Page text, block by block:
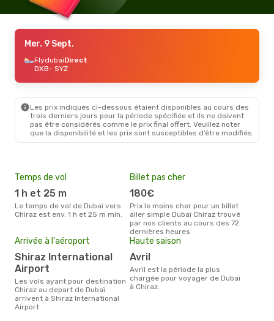
Mer. 9 Sept.
FlydubaiDirect
DXB- SYZ
Les prix indiqués ci-dessous étaient disponibles au cours des
trois derniers jours pour la période spécifiée et ils ne doivent
pas être considérés comme le prix final offert. Veuillez noter
que la disponibilité et les prix sont susceptibles d’être modifiés.
Temps de vol
1 h et 25 m
Le temps de vol de Dubaï vers
Chiraz est env. 1 h et 25 m min.
Billet pas cher
180€
Prix le moins cher pour un billet
aller simple Dubaï Chiraz trouvé
par nos clients au cours des 72
dernières heures
Arrivée à l'aéroport
Shiraz International
Airport
Les vols ayant pour destination
Chiraz au depart de Dubaï
arrivent à Shiraz International
Airport
Haute saison
avril
avril est la période la plus
chargée pour voyager de Dubaï
à Chiraz.